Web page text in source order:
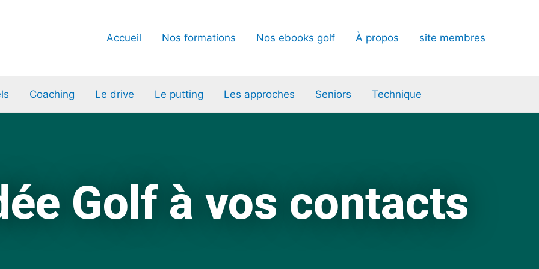
Accueil Nos formations Nos ebooks golf À propos site membres
Coaching Le drive Le putting Les approches Seniors Technique
Golf à vos contacts